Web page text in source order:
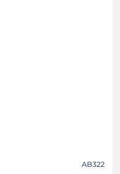
AB322